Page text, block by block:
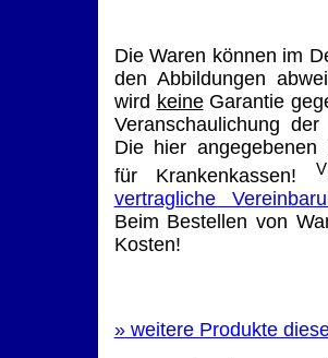
Die Waren können im
den Abbildungen
wird keineGarantie
Veranschaulichung der
Die hier angegebenen
für Krankenkassen!
V
vertragliche
Beim Bestellen von
Kosten!
»weitere Produkte